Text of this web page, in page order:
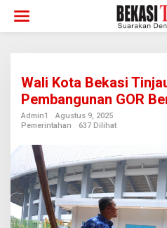
konten
Wali Kota Bekasi
Pembangunan GOR
Admin1
Agustus 9, 2025
Pemerintahan
637 Dilihat